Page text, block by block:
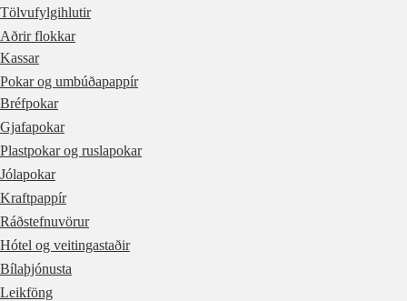
Tölvufylgihlutir
Aðrir flokkar
Kassar
Pokar og umbúðapappír
Bréfpokar
Gjafapokar
Plastpokar og ruslapokar
Jólapokar
Kraftpappír
Ráðstefnuvörur
Hótel og veitingastaðir
Bílaþjónusta
Leikföng